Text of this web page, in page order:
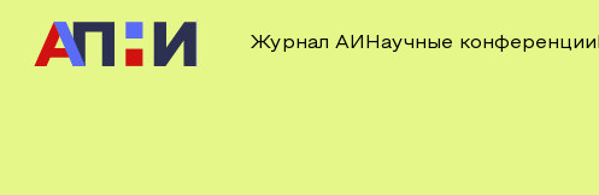
Журнал АИ Научные конференции